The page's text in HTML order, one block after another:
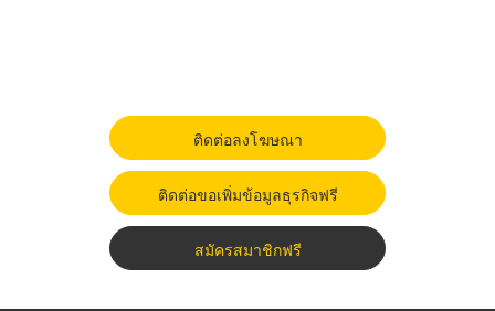
ติดต่อลงโฆษณา
ติดต่อขอเพิ่มข้อมูลธุรกิจฟรี
สมัครสมาชิกฟรี